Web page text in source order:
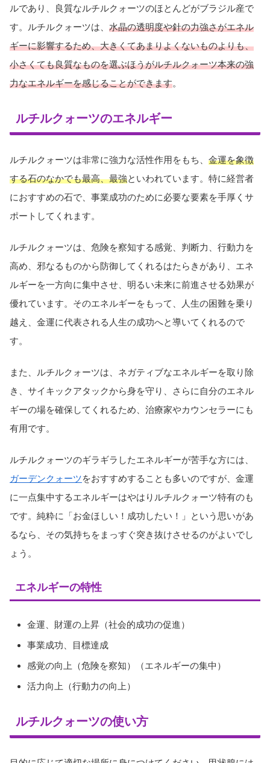
ルであり、良質なルチルクォーツのほとんどがブラジル産で
す。ルチルクォーツは、 水晶の透明度や針の力強さがエネル
ギーに影響するため、大きくてあまりよくないものよりも、
小さくても良質なものを選ぶほうがルチルクォーツ本来の強
力なエネルギーを感じることができます。
ルチルクォーツのエネルギー
ルチルクォーツは非常に強力な活性作用をもち、 金運を象徴
する石のなかでも最高、最強といわれています。特に経営者
におすすめの石で、事業成功のために必要な要素を手厚くサ
ポートしてくれます。
ルチルクォーツは、危険を察知する感覚、判断力、行動力を
高め、邪なるものから防御してくれるはたらきがあり、エネ
ルギーを一方向に集中させ、明るい未来に前進させる効果が
優れています。そのエネルギーをもって、人生の困難を乗り
越え、金運に代表される人生の成功へと導いてくれるので
す。
また、ルチルクォーツは、ネガティブなエネルギーを取り除
き、サイキックアタックから身を守り、さらに自分のエネル
ギーの場を確保してくれるため、治療家やカウンセラーにも
有用です。
ルチルクォーツのギラギラしたエネルギーが苦手な方には、
ガーデンクォーツをおすすめすることも多いのですが、金運
に一点集中するエネルギーはやはりルチルクォーツ特有のも
です。純粋に「お金ほしい！成功したい！」という思いがあ
るなら、その気持ちをまっすぐ突き抜けさせるのがよいでし
ょう。
エネルギーの特性
金運、財運の上昇（社会的成功の促進）
事業成功、目標達成
感覚の向上（危険を察知）（エネルギーの集中）
活力向上（行動力の向上）
ルチルクォーツの使い方